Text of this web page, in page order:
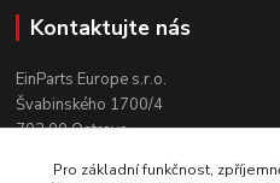
Kontaktujte nás
EinParts Europe s.r.o.
Švabinského 1700/4
702 00 Ostrava
+420 558 080 004
Pro základní funkčnost,